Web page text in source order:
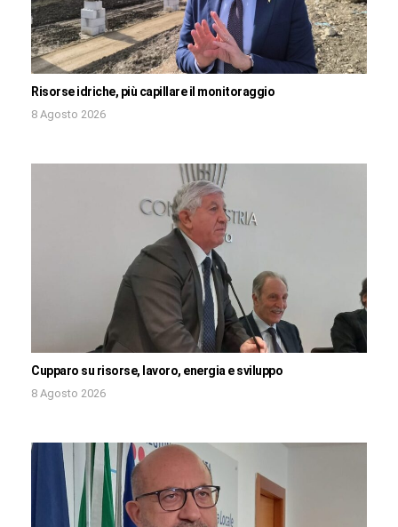
Risorse idriche, più capillare il monitoraggio
8 Agosto 2026
Cupparo su risorse, lavoro, energia e sviluppo
8 Agosto 2026